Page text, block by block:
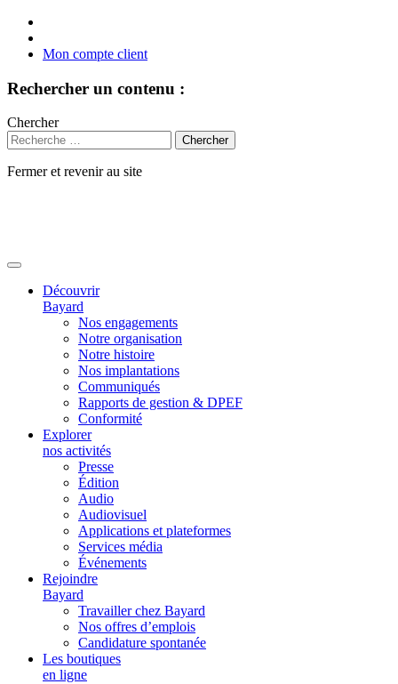
Mon compte client
Rechercher un contenu :
Chercher
Fermer et revenir au site
Découvrir
Bayard
Nos engagements
Notre organisation
Notre histoire
Nos implantations
Communiqués
Rapports de gestion & DPEF
Conformité
Explorer
nos activités
Presse
Édition
Audio
Audiovisuel
Applications et plateformes
Services média
Événements
Rejoindre
Bayard
Travailler chez Bayard
Nos offres d’emplois
Candidature spontanée
Les boutiques
en ligne